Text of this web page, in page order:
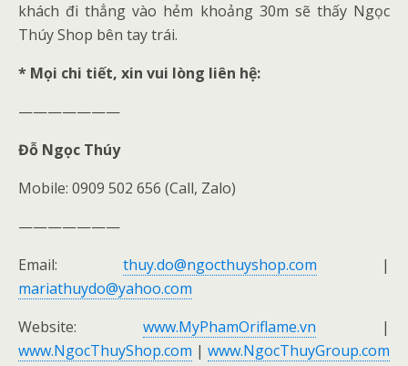
khách đi thẳng vào hẻm khoảng 30m sẽ thấy Ngọc
Thúy Shop bên tay trái.
* Mọi chi tiết, xin vui lòng liên hệ:
———————
Đỗ Ngọc Thúy
Mobile: 0909 502 656 (Call, Zalo)
———————
Email: thuy.do@ngocthuyshop.com |
mariathuydo@yahoo.com
Website: www.MyPhamOriflame.vn |
www.NgocThuyShop.com | www.NgocThuyGroup.com